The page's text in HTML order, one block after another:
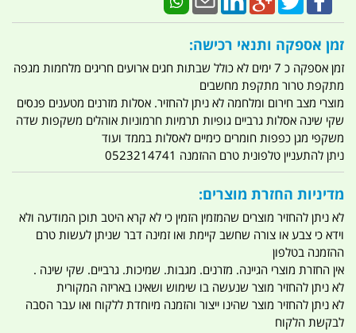
זמן אספקה ותנאי רכישה:
זמן אספקה כ 7 ימים לא כולל שבתות חגים ארועים חריגים מלחמות מגפה
מתקפת טרור מתקפת מחשבים
מוצרי מצב חירום ומלחמה לא ניתן להחזיר. אסלות מזרנים מטענים פנסים
שקי שינה אסלות גרביים גופיות תרמיות חרמוניות אוהלים משקפות שדה
משקפי מגן כפפות חומרים כימיים לאסלות בממד ועוד
ניתן להתעניין טלפונית טרם ההזמנה 0523214741
מדיניות החזרת מוצרים:
לא ניתן להחזיר מוצרים שהמזמין הזמין כי לא קרא היטב תוכן המודעה ולא
וידא כי צבע או צורה שחשב קיימת ואו זמינה דבר שניתן לעשות טרם
ההזמנה בטלפון
אין החזרת מוצרי הגיינה. מזרנים. מגבות. שמיכות. גרביים. שקי שינה .
לא ניתן להחזיר מוצר שנעשה בו שימוש ושאינו באריזה המקורית
לא ניתן להחזיר מוצר שהינו ייצור והזמנה מיוחדת ללקוח ואו עבר הסבה
לבקשת הלקוח